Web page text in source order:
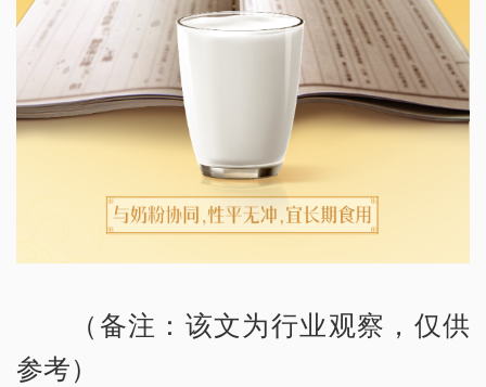
（备注：该文为行业观察，仅供
参考）